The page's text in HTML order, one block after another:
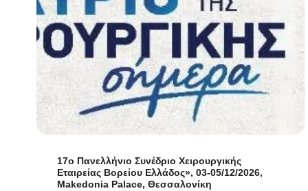
17ο Πανελλήνιο Συνέδριο Χειρουργικής
Εταιρείας Βορείου Ελλάδος», 03-05/12/2026,
Makedonia Palace, Θεσσαλονίκη